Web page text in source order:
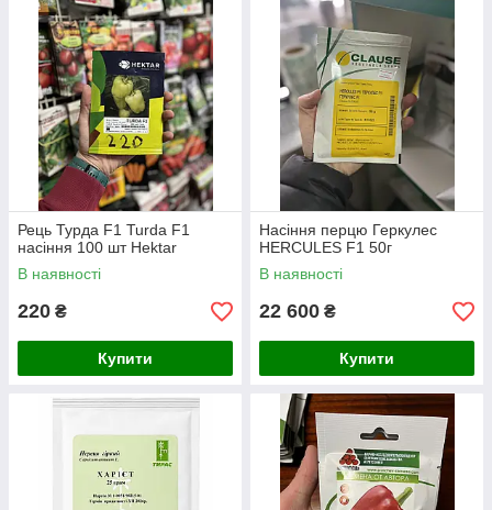
Рець Турда F1 Turda F1
насіння 100 шт Hektar
В наявності
220 ₴
Купити
Насіння перцю Геркулес
HERCULES F1 50г
В наявності
22 600 ₴
Купити